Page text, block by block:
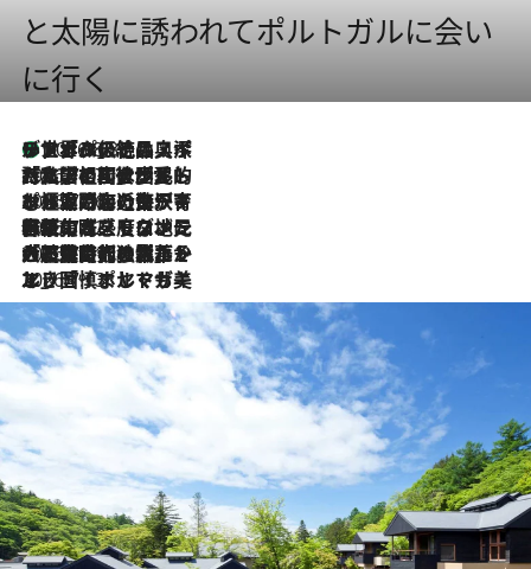
と太陽に誘われてポルトガルに会い
に行く
2026.8.8
リスボンの絶品スイーツ「パステル・デ・ナタ」とは？ポルトガル伝統の奥深い世界へ
2026.7.27
「私の祖国はポルトガル語です」国民的詩人フェルナンド・ペソアと、彼が愛した文学の街を歩く
2026.7.26
ポルトガル近海が育む極上の海の幸。キリリと冷えた白ワインと愉しむ、シーフード専門店の贅沢
2026.7.22
伝統の味をモダンに昇華。高感度な地元客が集う、リスボンの最旬ガストロノミー
2026.7.21
大航海時代の栄華から、震災、独裁、そして革命へ。ポルトガル・首都リスボンの石畳に刻まれた「歴史の光と影」
2026.7.13
エッセイ・ヤマザキマリ「慎ましくも美しき国 ポルトガル」